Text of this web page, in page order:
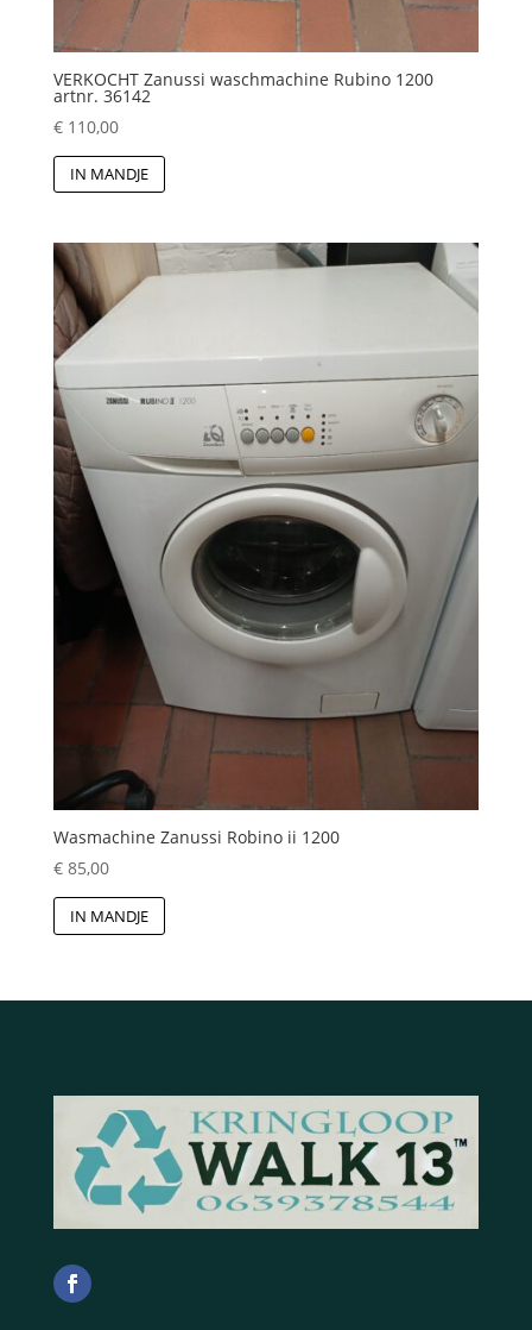
VERKOCHT Zanussi waschmachine Rubino 1200
artnr. 36142
€110,00
IN MANDJE
Wasmachine Zanussi Robino ii 1200
€85,00
IN MANDJE